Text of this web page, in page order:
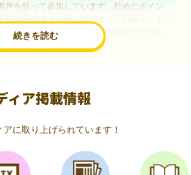
続きを読む
件を狙って参加しています。貯めたポイン
にすることで、ほぼ無料で年数回の国内旅
ます。モッピーは陸マイラーや旅行好きに
ットショッピングが、モッピーでお得
をはじめました。空いた時間にスマホで買
すが、モッピーを経由するだけでショップ
ィア掲載情報
に取り上げられています！